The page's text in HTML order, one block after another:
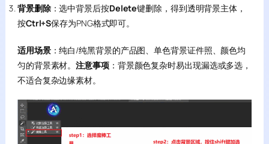
背景删除：选中背景后按Delete键删除，得到透明背景主体，
按Ctrl+S保存为PNG格式即可。
适用场景：纯白/纯黑背景的产品图、单色背景证件照、颜色均
匀的背景素材。注意事项：背景颜色复杂时易出现漏选或多选，
不适合复杂边缘素材。